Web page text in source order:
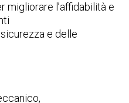
migliorare l’affidabilità e
e delle